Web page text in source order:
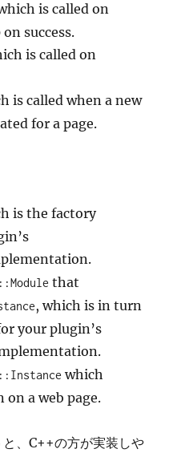
is called on
success.
is called on
is called when a new
for a page.
is the factory
that
, which is in turn
your plugin’s
which
on a web page.
、C++の方が実装しや